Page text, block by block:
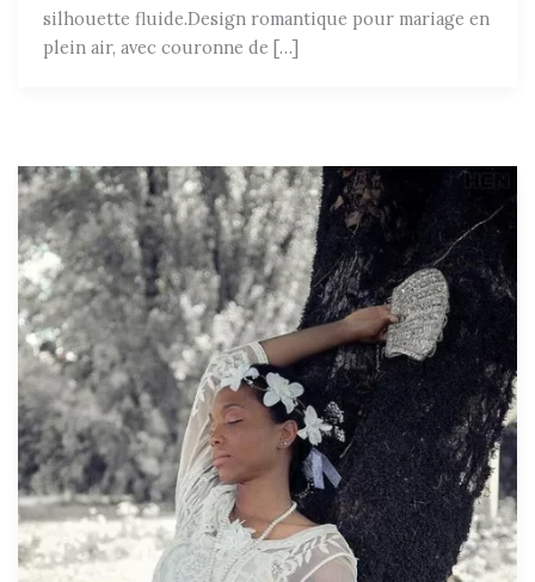
silhouette fluide.Design romantique pour mariage en
plein air, avec couronne de […]